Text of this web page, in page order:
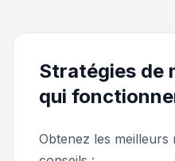
Stratégies de
qui
Obtenez les meilleurs